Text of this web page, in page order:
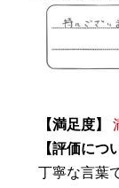
【満足度】
【評価につ
丁寧な言葉